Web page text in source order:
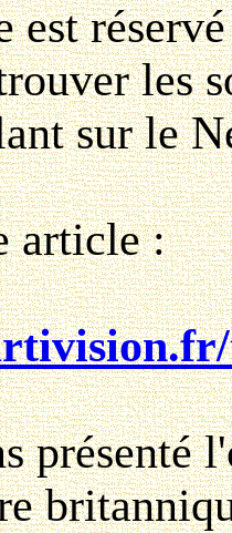
réservé
les
sur le
: